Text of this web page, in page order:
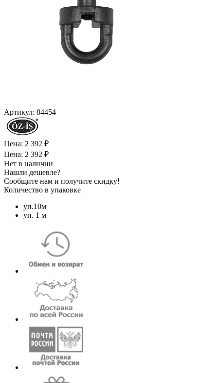
Артикул: 84454
Цена: 2 392 ₽
Цена: 2 392 ₽
Нет в наличии
Нашли дешевле?
Сообщите нам и получите скидку!
Количество в упаковке
уп.10м
уп. 1 м